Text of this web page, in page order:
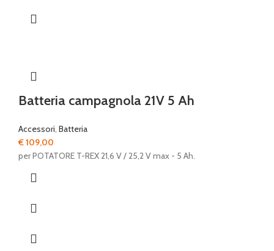
Batteria campagnola 21V 5 Ah
Accessori, Batteria
€109,00
per POTATORE T-REX 21,6 V / 25,2 V max - 5 Ah.